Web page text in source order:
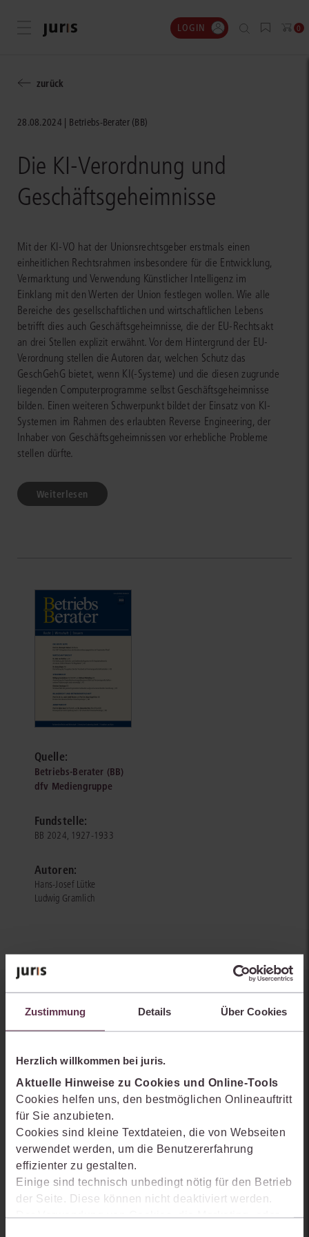
Zustimmung Details Über Cookies
Herzlich willkommen bei juris.
Aktuelle Hinweise zu Cookies und Online-Tools
Cookies helfen uns, den bestmöglichen Onlineauftritt
für Sie anzubieten.
Cookies sind kleine Textdateien, die von Webseiten
verwendet werden, um die Benutzererfahrung
effizienter zu gestalten.
Einige sind technisch unbedingt nötig für den Betrieb
der Seite. Diese können nicht deaktiviert werden.
Der Verwendung von Cookies, die Marketing- oder
Menü öffnen LOGIN 0
zurück
28.08.2024 Betriebs-Berater (BB)
Die KI-Verordnung und
Geschäftsgeheimnisse
Mit der KI-VO hat der Unionsrechtsgeber erstmals einen
einheitlichen Rechtsrahmen insbesondere für die Entwicklung,
Vermarktung und Verwendung Künstlicher Intelligenz im
Einklang mit den Werten der Union festlegen wollen. Wie alle
Bereiche des gesellschaftlichen und wirtschaftlichen Lebens
betrifft dies auch Geschäftsgeheimnisse, die der EU-Rechtsakt
an drei Stellen explizit erwähnt. Vor dem Hintergrund der EU-
Verordnung stellen die Autoren dar, welchen Schutz das
GeschGehG bietet, wenn KI(-Systeme) und die diesen zugrunde
liegenden Computerprogramme selbst Geschäftsgeheimnisse
bilden. Einen weiteren Schwerpunkt bildet der Einsatz von KI-
Systemen im Rahmen des erlaubten Reverse Engineering, der
Inhaber von Geschäftsgeheimnissen vor erhebliche Probleme
stellen dürfte.
Weiterlesen
Quelle:
Betriebs-Berater (BB)
dfv Mediengruppe
Fundstelle:
BB 2024, 1927-1933
Autoren:
Hans-Josef Lütke
Ludwig Gramlich
Sie kennen juris noch nicht?
Erhalten Sie einen Einblick, wie juris das Rechts- und
Möglichkeiten Ihnen das juris Portal bietet und wie mit juris Ihre
Arbeitsprozesse einfacher und effizienter werden.